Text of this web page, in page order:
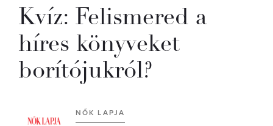
Kvíz: Felismered a
híres könyveket
borítójukról?
NŐK LAPJA